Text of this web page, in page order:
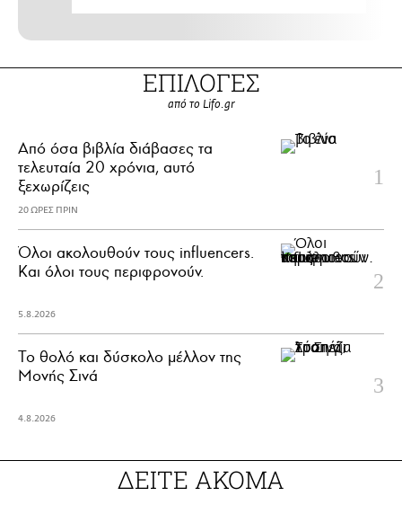
ΕΠΙΛΟΓΕΣ
από το Lifo.gr
Από όσα βιβλία διάβασες τα
τελευταία 20 χρόνια, αυτό
ξεχωρίζεις
20 ΩΡΕΣ ΠΡΙΝ
Όλοι ακολουθούν τους influencers.
Και όλοι τους περιφρονούν.
5.8.2026
Το θολό και δύσκολο μέλλον της
Μονής Σινά
4.8.2026
ΔΕΙΤΕ ΑΚΟΜΑ